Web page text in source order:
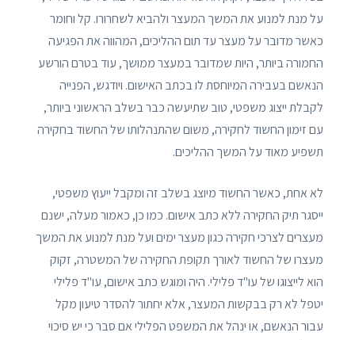
על מנת למנוע את המשך המעצר ולהביא לשחרורו. קל וחומר
כאשר מדובר על מעצר עד תום ההליכים, המהווה את הפגיעה
החמורה ביותר, היות שמדובר במעצר ממושך, עוד בטרם הורשע
הנאשם בעבירה המיוחסת לו בכתב האישום. ויודגש, הפנייה
לקבלת ייצוג משפטי, טוב שתיעשה כבר בשלב הראשוני ביותר,
עם זימון החשוד לחקירה, משום שהתנהלותו של החשוד בחקירה
תשפיע מאוד על המשך ההליכים.
לא אחת, כאשר החשוד מיוצג בשלב זה ומקבל ייעוץ משפטי,
ייסגר תיק החקירה ללא כתב אישום. כמו כן, כאמור מעלה, ישנם
מעצרים לצרכי חקירה כגון מעצר ימים ועל מנת למנוע את המשך
מעצרו של החשוד לאורך תקופת החקירה של המשטרה, זקוק
הוא לייצוגו של עו"ד פלילי. היה ומוגש כתב אישום, עו"ד פלילי
יטפל לא רק בבקשות המעצר, אלא יחתור להסדר טיעון מקל
עבור הנאשם, או ינהל את המשפט הפלילי אם סבר כי יש סיכוי